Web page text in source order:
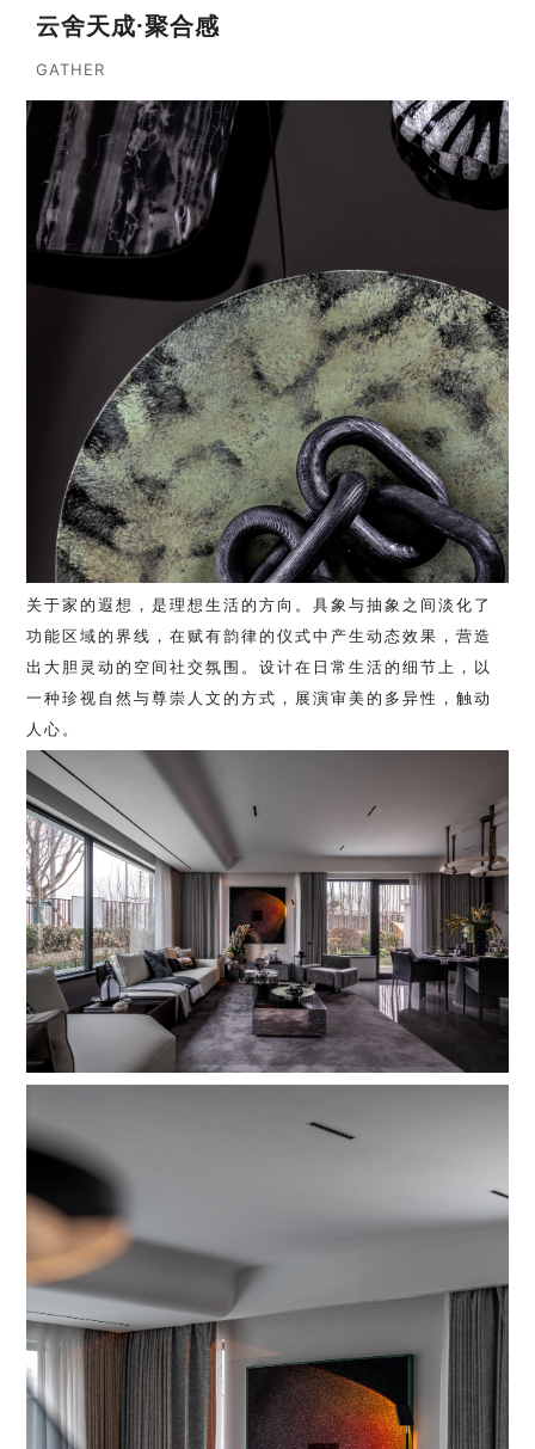
云舍天成·聚合感
GATHER
关于家的遐想，是理想生活的方向。具象与抽象之间淡化了
功能区域的界线，在赋有韵律的仪式中产生动态效果，营造
出大胆灵动的空间社交氛围。设计在日常生活的细节上，以
一种珍视自然与尊崇人文的方式，展演审美的多异性，触动
人心。